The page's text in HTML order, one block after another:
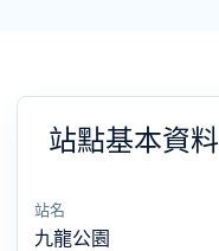
站點基本資料
站名
九龍公園